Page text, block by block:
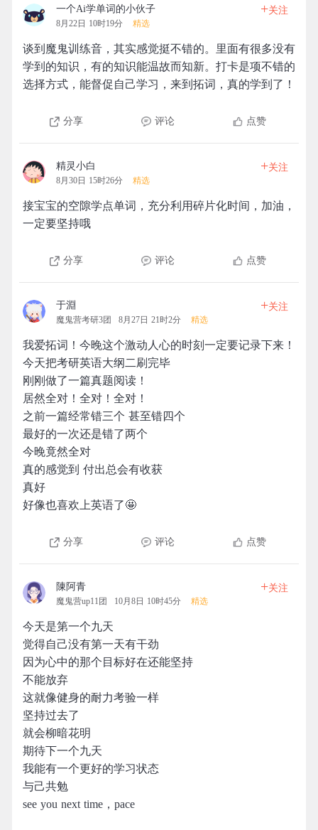
一个Ai学单词的小伙子
8月22日 10时19分 精选
+关注
谈到魔鬼训练音，其实感觉挺不错的。里面有很多没有
学到的知识，有的知识能温故而知新。打卡是项不错的
选择方式，能督促自己学习，来到拓词，真的学到了！
分享 评论 点赞
精灵小白
8月30日 15时26分 精选
+关注
接宝宝的空隙学点单词，充分利用碎片化时间，加油，
一定要坚持哦
分享 评论 点赞
于淵
魔鬼营考研3团 8月27日 21时2分 精选
+关注
我爱拓词！今晚这个激动人心的时刻一定要记录下来！
今天把考研英语大纲二刷完毕
刚刚做了一篇真题阅读！
居然全对！全对！全对！
之前一篇经常错三个 甚至错四个
最好的一次还是错了两个
今晚竟然全对
真的感觉到 付出总会有收获
真好
好像也喜欢上英语了🤩
分享 评论 点赞
陳阿青
魔鬼营up11团 10月8日 10时45分 精选
+关注
今天是第一个九天
觉得自己没有第一天有干劲
因为心中的那个目标好在还能坚持
不能放弃
这就像健身的耐力考验一样
坚持过去了
就会柳暗花明
期待下一个九天
我能有一个更好的学习状态
与己共勉
see you next time，pace